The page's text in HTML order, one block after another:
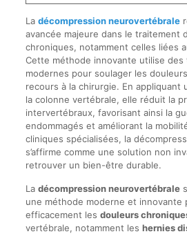
La décompression neurovertébrale
avancée majeure dans le traitement
chroniques, notamment celles liées
Cette méthode innovante utilise des
modernes pour soulager les
recours à la chirurgie. En appliquant
la colonne vertébrale, elle réduit la
intervertébraux, favorisant ainsi la
endommagés et améliorant la
cliniques spécialisées, la
s’affirme comme une solution non
retrouver un bien-être durable.
La décompression neurovertébrale
une méthode moderne et innovante
efficacement les douleurs
vertébrale, notamment les hernies